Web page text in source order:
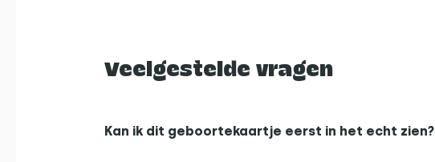
Veelgestelde vragen
Kan ik dit geboortekaartje eerst in het echt zien?